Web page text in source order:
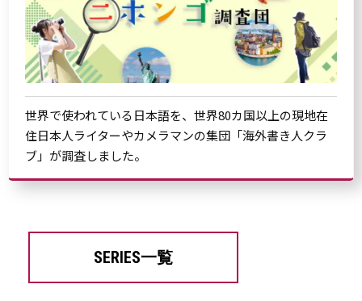
世界で使われている日本語を、世界80カ国以上の現地在
住日本人ライターやカメラマンの集団「海外書き人クラ
ブ」が調査しました。
SERIES一覧